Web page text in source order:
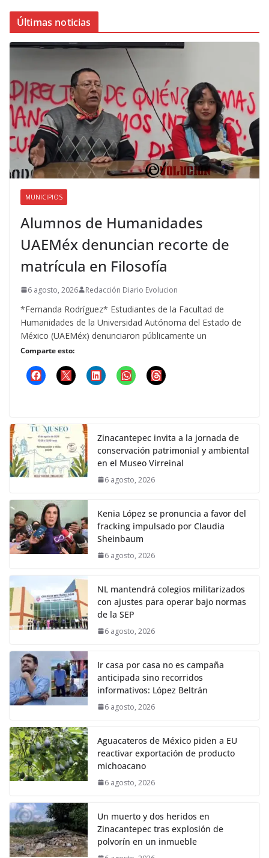
Últimas noticias
MUNICIPIOS
Alumnos de Humanidades
UAEMéx denuncian recorte de
matrícula en Filosofía
6 agosto, 2026 Redacción Diario Evolucion
*Fernanda Rodríguez* Estudiantes de la Facultad de
Humanidades de la Universidad Autónoma del Estado de
México (UAEMéx) denunciaron públicamente un
Comparte esto:
Zinacantepec invita a la jornada de
conservación patrimonial y ambiental
en el Museo Virreinal
6 agosto, 2026
Kenia López se pronuncia a favor del
fracking impulsado por Claudia
Sheinbaum
6 agosto, 2026
NL mantendrá colegios militarizados
con ajustes para operar bajo normas
de la SEP
6 agosto, 2026
Ir casa por casa no es campaña
anticipada sino recorridos
informativos: López Beltrán
6 agosto, 2026
Aguacateros de México piden a EU
reactivar exportación de producto
michoacano
6 agosto, 2026
Un muerto y dos heridos en
Zinacantepec tras explosión de
polvorín en un inmueble